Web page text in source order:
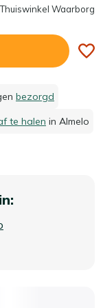
Thuiswinkel Waarborg
bezorgd
te halen in Almelo